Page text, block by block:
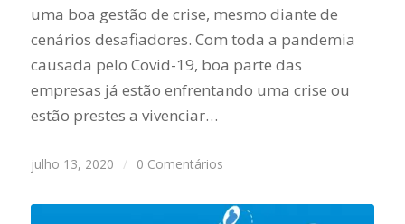
uma boa gestão de crise, mesmo diante de
cenários desafiadores. Com toda a pandemia
causada pelo Covid-19, boa parte das
empresas já estão enfrentando uma crise ou
estão prestes a vivenciar…
julho 13, 2020 / 0 Comentários